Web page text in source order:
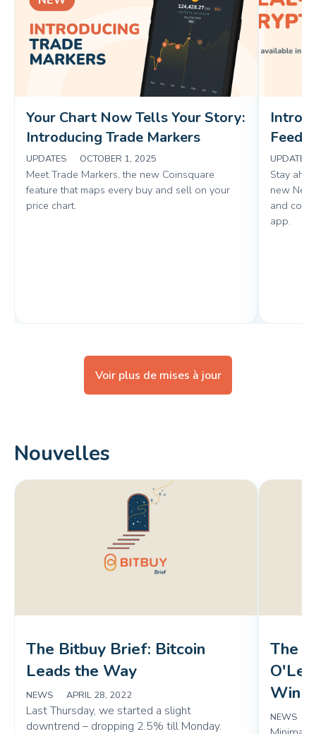
Your Chart Now Tells Your Story:
Introducing Trade Markers
UPDATES OCTOBER 1, 2025
Meet Trade Markers, the new Coinsquare
feature that maps every buy and sell on your
price chart.
Feed
UPDATES
Stay
new
and
app.
Voir plus de mises à jour
Nouvelles
The Bitbuy Brief: Bitcoin
Leads the Way
NEWS APRIL 28, 2022
Last Thursday, we started a slight
downtrend – dropping 2.5% till Monday.
The
Win
NEWS